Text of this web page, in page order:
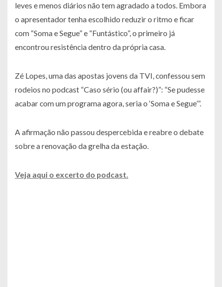
leves e menos diários não tem agradado a todos. Embora
o apresentador tenha escolhido reduzir o ritmo e ficar
com “Soma e Segue” e “Funtástico”, o primeiro já
encontrou resistência dentro da própria casa.
Zé Lopes, uma das apostas jovens da TVI, confessou sem
rodeios no podcast “Caso sério (ou affair?)”: “Se pudesse
acabar com um programa agora, seria o ‘Soma e Segue’”.
A afirmação não passou despercebida e reabre o debate
sobre a renovação da grelha da estação.
Veja aqui o excerto do podcast.